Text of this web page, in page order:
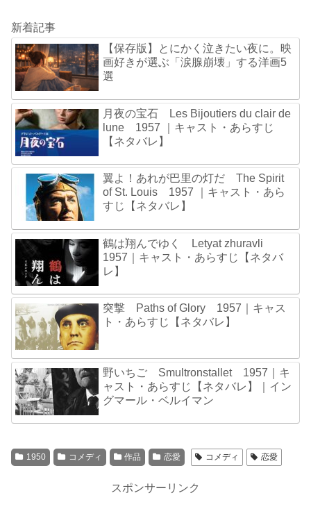
新着記事
【保存版】とにかく泣きたい夜に。映
画好きが選ぶ「涙腺崩壊」する洋画5
選
月夜の宝石 Les Bijoutiers du clair de
lune 1957 ｜キャスト・あらすじ
【ネタバレ】
翼よ！あれが巴里の灯だ The Spirit
of St. Louis 1957 ｜キャスト・あら
すじ【ネタバレ】
鶴は翔んでゆく Letyat zhuravli
1957｜キャスト・あらすじ【ネタバ
レ】
突撃 Paths of Glory 1957｜キャス
ト・あらすじ【ネタバレ】
野いちご Smultronstallet 1957｜キ
ャスト・あらすじ【ネタバレ】｜イン
グマール・ベルイマン
1950 コメディ 作品 恋愛 コメディ 恋愛
スポンサーリンク